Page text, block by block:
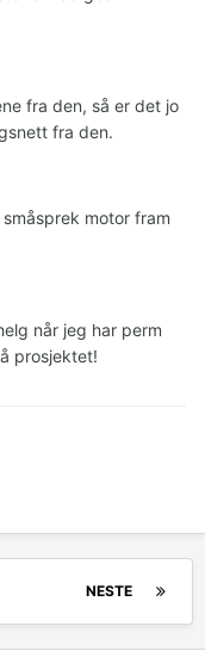
fra den, så er det jo
fra den.
motor fram
når jeg har perm
prosjektet!
NESTE